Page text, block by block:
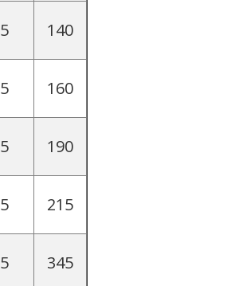
5 140
5 160
5 190
5 215
5 345